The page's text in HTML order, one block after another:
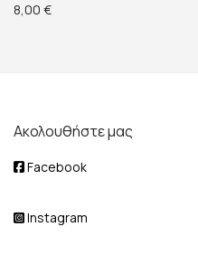
8,00 €
Ακολουθήστε μας
Facebook
Instagram